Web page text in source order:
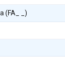
(FA_ _)